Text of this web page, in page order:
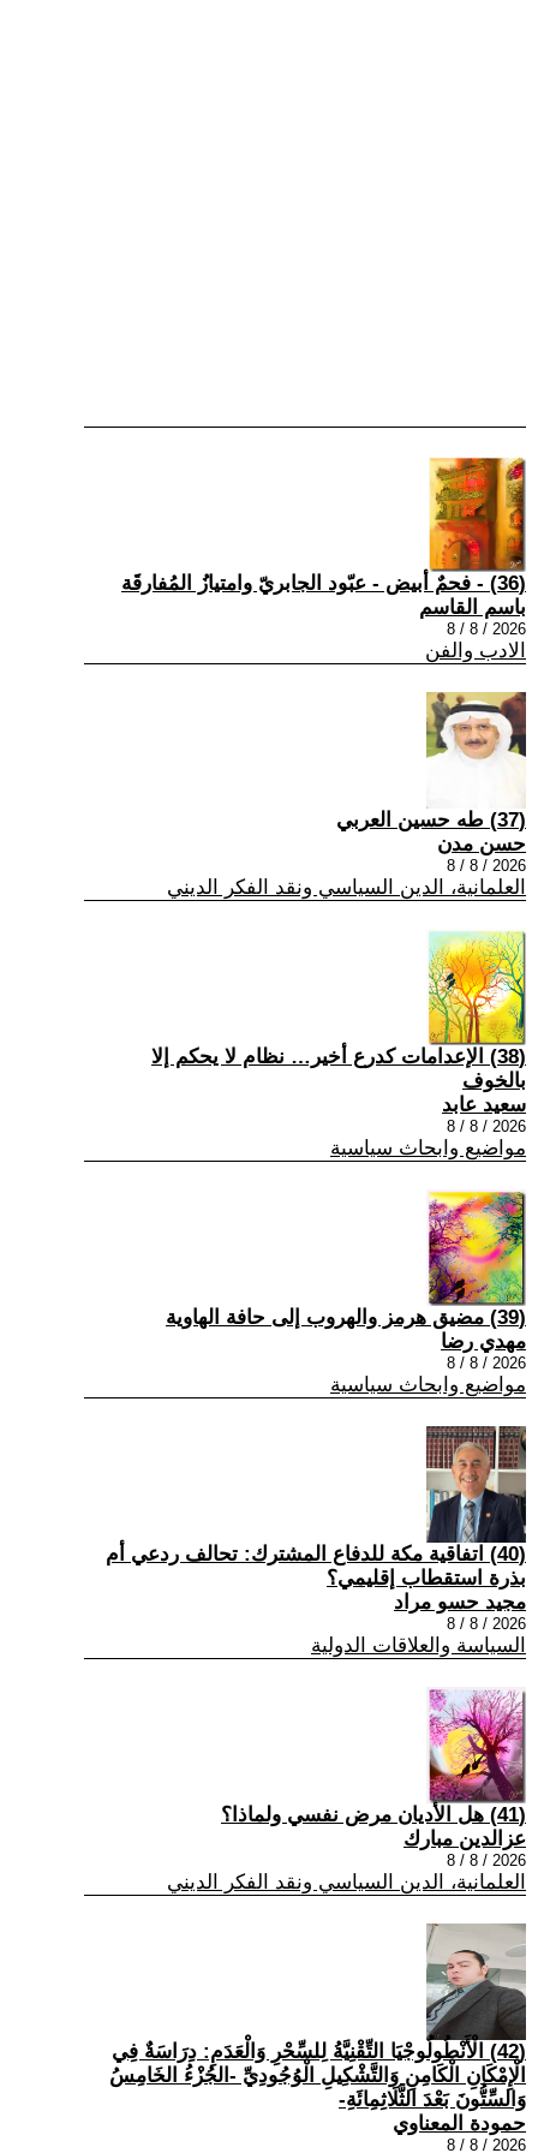
(36) - فحمٌ أبيض - عبّود الجابريّ وامتيازُ المُفارقَة
باسم القاسم
2026 / 8 / 8
الادب والفن
(37) طه حسين العربي
حسن مدن
2026 / 8 / 8
العلمانية، الدين السياسي ونقد الفكر الديني
(38) الإعدامات كدرع أخير… نظام لا يحكم إلا
بالخوف
سعيد عابد
2026 / 8 / 8
مواضيع وابحاث سياسية
(39) مضيق هرمز والهروب إلى حافة الهاوية
مهدي رضا
2026 / 8 / 8
مواضيع وابحاث سياسية
(40) اتفاقية مكة للدفاع المشترك: تحالف ردعي أم
بذرة استقطاب إقليمي؟
مجيد حسو مراد
2026 / 8 / 8
السياسة والعلاقات الدولية
(41) هل الأديان مرض نفسي ولماذا؟
عزالدين مبارك
2026 / 8 / 8
العلمانية، الدين السياسي ونقد الفكر الديني
(42) الْأَنْطُولُوجْيَا التِّقْنِيَّةُ لِلسِّحْرِ وَالْعَدَمِ: دِرَاسَةٌ فِي
الْإِمْكَانِ الْكَامِنِ وَالتَّشْكِيلِ الْوُجُودِيِّ -الجُزْءُ الخَامِسُ
وَالسِّتُّونَ بَعْدَ الثَّلَاثِمِائَةِ-
حمودة المعناوي
2026 / 8 / 8